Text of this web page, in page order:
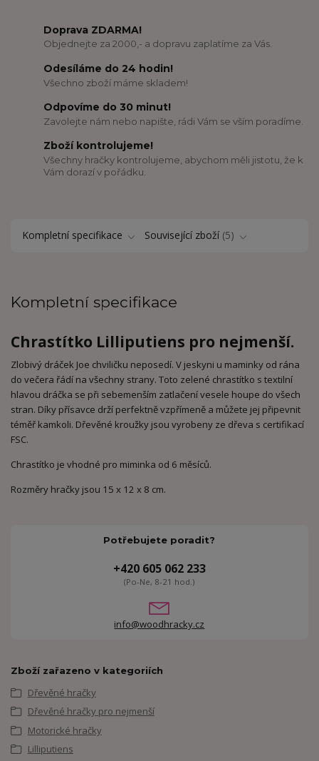
Doprava ZDARMA!
Objednejte za 2000,- a dopravu zaplatíme za Vás.
Odesíláme do 24 hodin!
Všechno zboží máme skladem!
Odpovíme do 30 minut!
Zavolejte nám nebo napište, rádi Vám se vším poradíme.
Zboží kontrolujeme!
Všechny hračky kontrolujeme, abychom měli jistotu, že k
Vám dorazí v pořádku.
Kompletní specifikace Související zboží 5
Kompletní specifikace
Chrastítko Lilliputiens pro nejmenší.
Zlobivý dráček Joe chviličku neposedí. V jeskyni u maminky od rána
do večera řádí na všechny strany. Toto zelené chrastítko s textilní
hlavou dráčka se při sebemenším zatlačení vesele houpe do všech
stran. Díky přísavce drží perfektně vzpřímeně a můžete jej připevnit
téměř kamkoli. Dřevěné kroužky jsou vyrobeny ze dřeva s certifikací
FSC.
Chrastítko je vhodné pro miminka od 6 měsíců.
Rozměry hračky jsou 15 x 12 x 8 cm.
Potřebujete poradit?
+420 605 062 233
(Po-Ne, 8-21 hod.)
info@woodhracky.cz
Zboží zařazeno v kategoriích
Dřevěné hračky
Dřevěné hračky pro nejmenší
Motorické hračky
Lilliputiens